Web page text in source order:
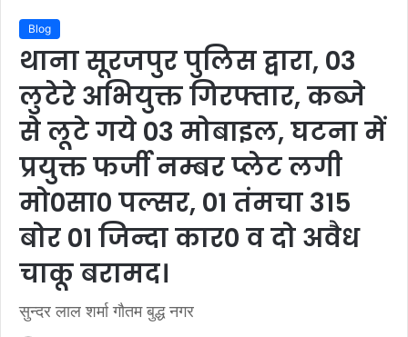
Blog
थाना सूरजपुर पुलिस द्वारा, 03
लुटेरे अभियुक्त गिरफ्तार, कब्जे
से लूटे गये 03 मोबाइल, घटना में
प्रयुक्त फर्जी नम्बर प्लेट लगी
मो0सा0 पल्सर, 01 तंमचा 315
बोर 01 जिन्दा कार0 व दो अवैध
चाकू बरामद।
सुन्दर लाल शर्मा गौतम बुद्ध नगर